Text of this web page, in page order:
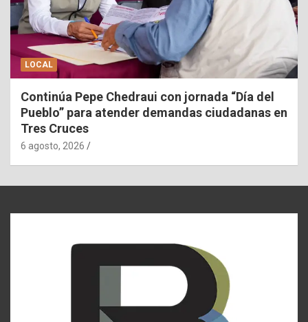
LOCAL
Continúa Pepe Chedraui con jornada “Día del
Pueblo” para atender demandas ciudadanas en
Tres Cruces
6 agosto, 2026